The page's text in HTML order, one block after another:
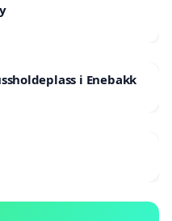
i Enebakk